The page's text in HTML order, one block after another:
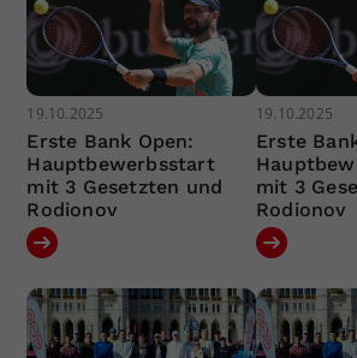
19.10.2025
Erste Bank Open:
Hauptbewerbsstart
mit 3 Gesetzten und
Rodionov
19.10.2025
Erste
mit 3
Rodionov